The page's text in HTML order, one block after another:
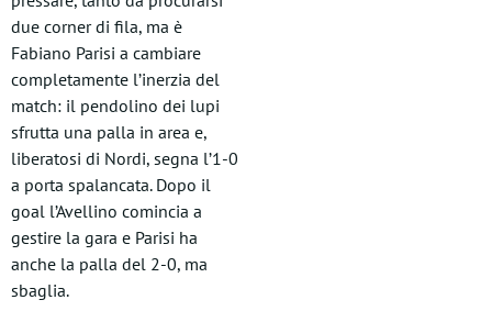
due corner di fila, ma è
Fabiano Parisi a cambiare
completamente l’inerzia del
match: il pendolino dei lupi
sfrutta una palla in area e,
liberatosi di Nordi, segna l’1-0
a porta spalancata. Dopo il
goal l’Avellino comincia a
gestire la gara e Parisi ha
anche la palla del 2-0, ma
sbaglia.